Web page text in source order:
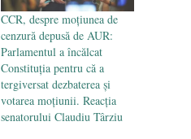
CCR, despre moţiunea de
cenzură depusă de AUR:
Parlamentul a încălcat
Constituţia pentru că a
tergiversat dezbaterea şi
votarea moţiunii. Reacția
senatorului Claudiu Târziu